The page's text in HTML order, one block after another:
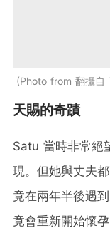
Photo from 翻攝自
天賜的奇蹟
Satu 當時非常絕
現。但她與丈夫
竟在兩年半後遇
竟會重新開始懷